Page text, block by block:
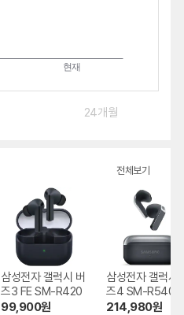
24개월
전체보기
삼성전자 갤럭시 버
즈3 FE SM-R420
99,900원
삼성전자 갤럭시 버
즈4 SM-R540
214,980원